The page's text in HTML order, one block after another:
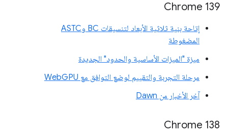
‫Chrome 139
إتاحة بنية ثلاثية الأبعاد لتنسيقات BC وASTC
المضغوطة
ميزة "الميزات الأساسية والحدود" الجديدة
مرحلة التجربة والتقييم لوضع التوافق مع WebGPU
آخر الأخبار من Dawn
‫Chrome 138